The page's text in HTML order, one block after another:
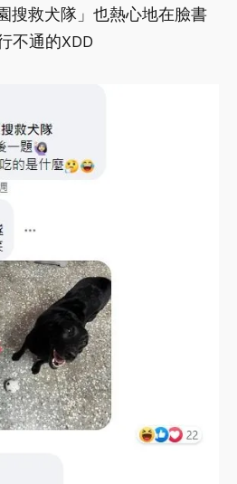
搜救犬隊」也熱心地在臉書
不通的XDD